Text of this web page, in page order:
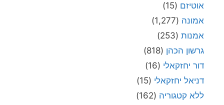
אוטיזם (15)
אמונה (1,277)
אמנות (253)
גרשון הכהן (818)
דור יחזקאלי (16)
דניאל יחזקאלי (15)
ללא קטגוריה (162)